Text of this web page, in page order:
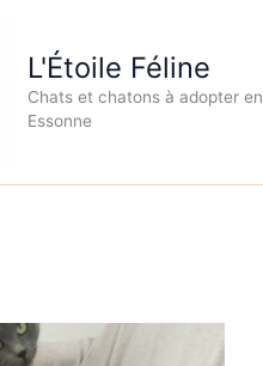
L'Étoile Féline
Chats et chatons à adopter en
Essonne